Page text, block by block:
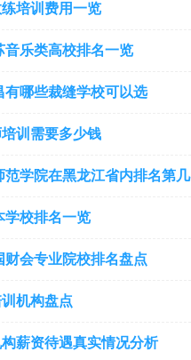
培训费用一览
音乐类高校排名一览
有哪些裁缝学校可以选
训需要多少钱
范学院在黑龙江省内排名第几
学校排名一览
财会专业院校排名盘点
机构盘点
薪资待遇真实情况分析